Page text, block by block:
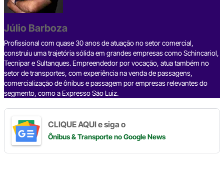
o
o
k
s
Júlio Barboza
Profissional com quase 30 anos de atuação no setor comercial,
construiu uma trajetória sólida em grandes empresas como Schincariol,
Tecnipar e Sultanques. Empreendedor por vocação, atua também no
setor de transportes, com experiência na venda de passagens,
comercialização de ônibus e passagem por empresas relevantes do
segmento, como a Expresso São Luiz.
CLIQUE AQUI e siga o
Ônibus & Transporteno Google News